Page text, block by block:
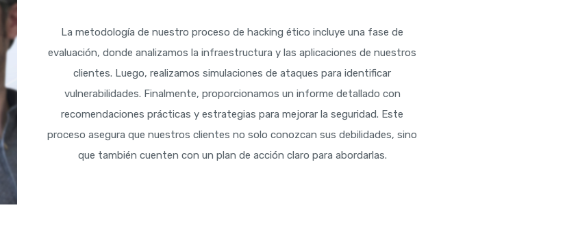
La metodología de nuestro proceso de hacking ético incluye una fase de
evaluación, donde analizamos la infraestructura y las aplicaciones de nuestros
clientes. Luego, realizamos simulaciones de ataques para identificar
vulnerabilidades. Finalmente, proporcionamos un informe detallado con
recomendaciones prácticas y estrategias para mejorar la seguridad. Este
proceso asegura que nuestros clientes no solo conozcan sus debilidades, sino
que también cuenten con un plan de acción claro para abordarlas.